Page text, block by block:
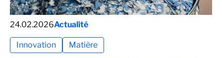
24.02.2026Actualité
Innovation Matière